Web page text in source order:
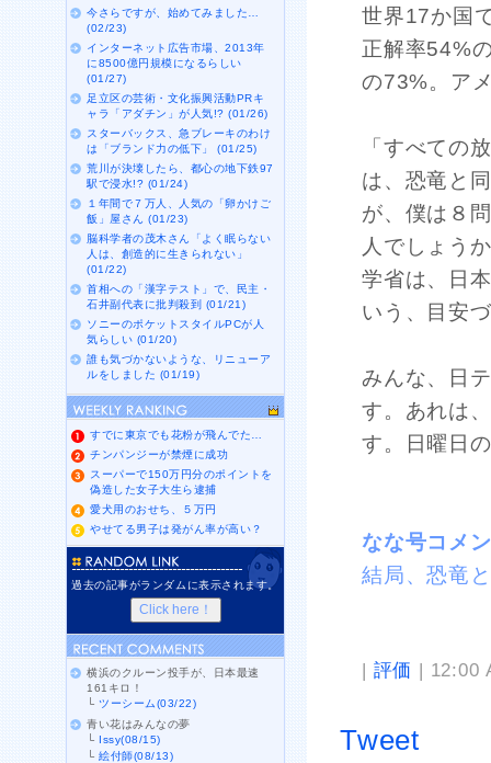
世界17か国
正解率54%
の73%。ア
「すべての
は、恐竜と
が、僕は８
人でしょう
学省は、日
いう、目安
みんな、日
す。あれは
す。日曜日
なな号コ
結局、恐竜
| 評価 | 12:00
Tweet
今さらですが、始めてみました…
(02/23)
インターネット広告市場、2013年
に8500億円規模になるらしい
(01/27)
足立区の芸術・文化振興活動PRキ
ャラ「アダチン」が人気!? (01/26)
スターバックス、急ブレーキのわけ
は「ブランド力の低下」 (01/25)
荒川が決壊したら、都心の地下鉄97
駅で浸水!? (01/24)
１年間で７万人、人気の「卵かけご
飯」屋さん (01/23)
脳科学者の茂木さん「よく眠らない
人は、創造的に生きられない」
(01/22)
首相への「漢字テスト」で、民主・
石井副代表に批判殺到 (01/21)
ソニーのポケットスタイルPCが人
気らしい (01/20)
誰も気づかないような、リニューア
ルをしました (01/19)
すでに東京でも花粉が飛んでた…
チンパンジーが禁煙に成功
スーパーで150万円分のポイントを
偽造した女子大生ら逮捕
愛犬用のおせち、５万円
やせてる男子は発がん率が高い？
過去の記事がランダムに表示されます。
横浜のクルーン投手が、日本最速
161キロ！
└ツーシーム(03/22)
青い花はみんなの夢
└ Issy(08/15)
└絵付師(08/13)